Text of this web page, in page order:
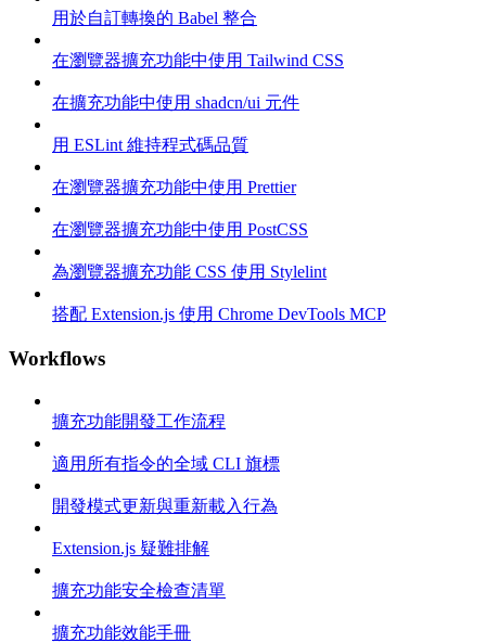
用於自訂轉換的 Babel 整合
在瀏覽器擴充功能中使用 Tailwind CSS
在擴充功能中使用 shadcn/ui 元件
用 ESLint 維持程式碼品質
在瀏覽器擴充功能中使用 Prettier
在瀏覽器擴充功能中使用 PostCSS
為瀏覽器擴充功能 CSS 使用 Stylelint
搭配 Extension.js 使用 Chrome DevTools MCP
Workflows
擴充功能開發工作流程
適用所有指令的全域 CLI 旗標
開發模式更新與重新載入行為
Extension.js 疑難排解
擴充功能安全檢查清單
擴充功能效能手冊